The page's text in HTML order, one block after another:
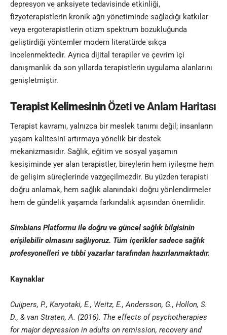
depresyon ve anksiyete tedavisinde etkinliği,
fizyoterapistlerin kronik ağrı yönetiminde sağladığı katkılar
veya ergoterapistlerin otizm spektrum bozukluğunda
geliştirdiği yöntemler modern literatürde sıkça
incelenmektedir. Ayrıca dijital terapiler ve çevrim içi
danışmanlık da son yıllarda terapistlerin uygulama alanlarını
genişletmiştir.
Terapist Kelimesinin Özeti ve Anlam Haritası
Terapist kavramı, yalnızca bir meslek tanımı değil; insanların
yaşam kalitesini artırmaya yönelik bir destek
mekanizmasıdır. Sağlık, eğitim ve sosyal yaşamın
kesişiminde yer alan terapistler, bireylerin hem iyileşme hem
de gelişim süreçlerinde vazgeçilmezdir. Bu yüzden terapisti
doğru anlamak, hem sağlık alanındaki doğru yönlendirmeler
hem de gündelik yaşamda farkındalık açısından önemlidir.
Simbians Platformu ile doğru ve güncel sağlık bilgisinin
erişilebilir olmasını sağlıyoruz. Tüm içerikler sadece sağlık
profesyonelleri ve tıbbi yazarlar tarafından hazırlanmaktadır.
Kaynaklar
Cuijpers, P., Karyotaki, E., Weitz, E., Andersson, G., Hollon, S.
D., & van Straten, A. (2016). The effects of psychotherapies
for major depression in adults on remission, recovery and